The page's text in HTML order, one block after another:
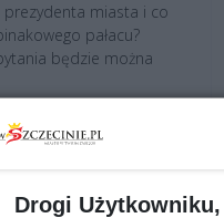
prezydenta miasta i co
pałacu?
będzie można
Drogi Użytkowniku,